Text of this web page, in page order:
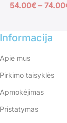
54.00€ – 74.00
Informacija
Apie mus
Pirkimo taisyklės
Apmokėjimas
Pristatymas